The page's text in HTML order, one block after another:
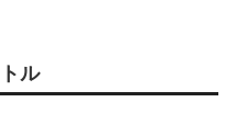
ル